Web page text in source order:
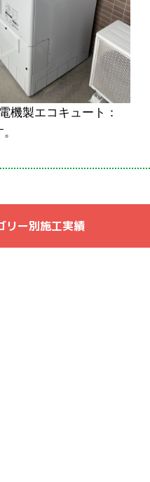
リー別施工実績
機製エコキュート：